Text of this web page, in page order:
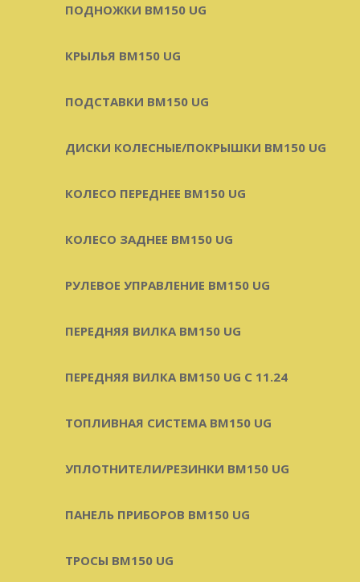
ПОДНОЖКИ BM150 UG
КРЫЛЬЯ BM150 UG
ПОДСТАВКИ BM150 UG
ДИСКИ КОЛЕСНЫЕ/ПОКРЫШКИ BM150 UG
КОЛЕСО ПЕРЕДНЕЕ BM150 UG
КОЛЕСО ЗАДНЕЕ BM150 UG
РУЛЕВОЕ УПРАВЛЕНИЕ BM150 UG
ПЕРЕДНЯЯ ВИЛКА BM150 UG
ПЕРЕДНЯЯ ВИЛКА BM150 UG С 11.24
ТОПЛИВНАЯ СИСТЕМА BM150 UG
УПЛОТНИТЕЛИ/РЕЗИНКИ BM150 UG
ПАНЕЛЬ ПРИБОРОВ BM150 UG
ТРОСЫ BM150 UG